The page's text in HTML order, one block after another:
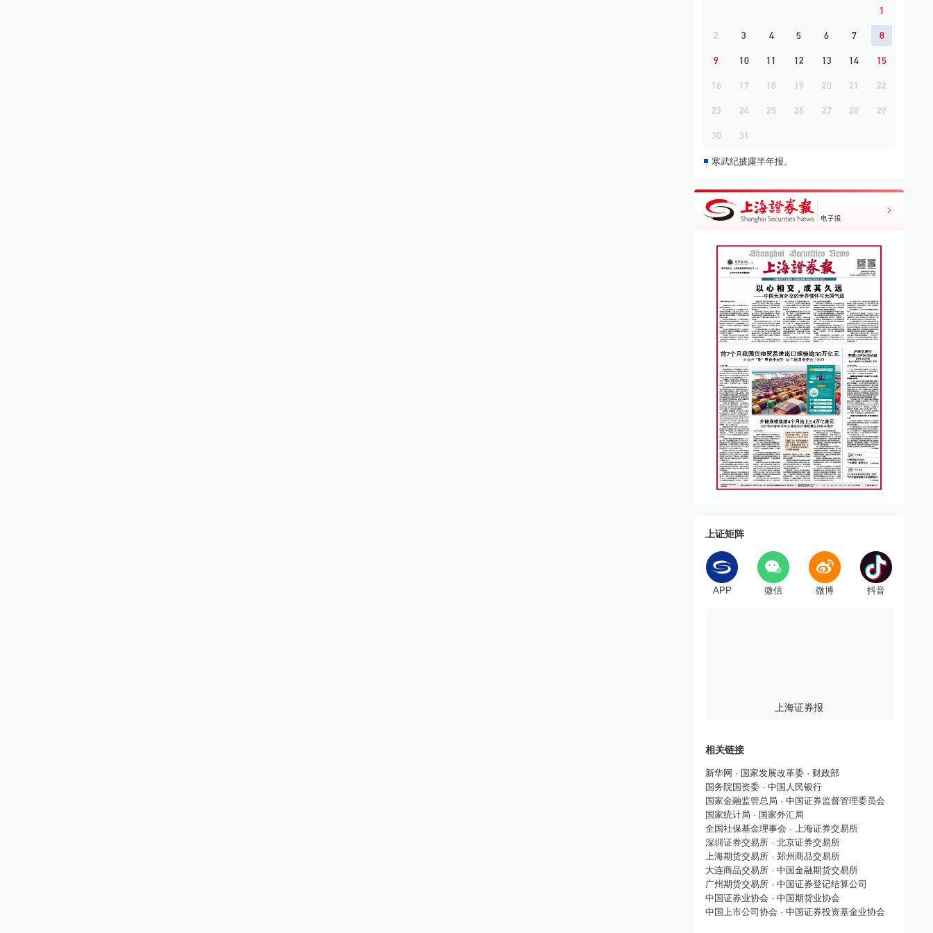
1
2 3 4 5 6 7 8
9 10 11 12 13 14 15
16 17 18 19 20 21 22
23 24 25 26 27 28 29
30 31
寒武纪披露半年报。
上证矩阵
APP 微信 微博 抖音
上海证券报
相关链接
新华网 · 国家发展改革委 · 财政部
国务院国资委 · 中国人民银行
国家金融监管总局 · 中国证券监督管理委员会
国家统计局 · 国家外汇局
全国社保基金理事会 ·
上海证券交易所
深圳证券交易所 · 北京证券交易所
上海期货交易所 · 郑州商品交易所
大连商品交易所 · 中国金融期货交易所
广州期货交易所 · 中国证券登记结算公司
中国证券业协会 · 中国期货业协会
中国上市公司协会 · 中国证券投资基金业协会